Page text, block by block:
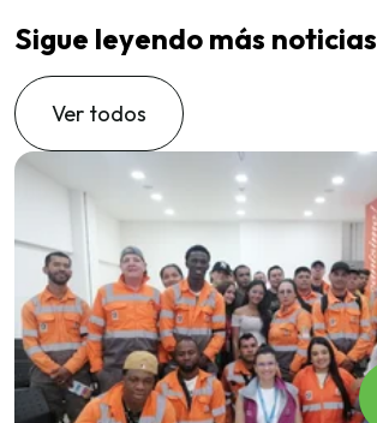
Sigue leyendo más noticias
Ver todos